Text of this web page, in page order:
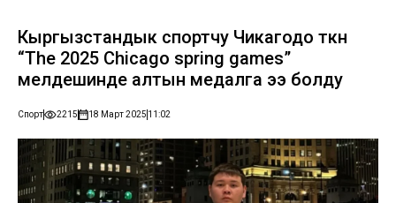
Кыргызстандык спортчу Чикагодо өткөн
“Тhe 2025 Сhicago spring games”
мелдешинде алтын медалга ээ болду
Спорт 2215 18 Март 2025 11:02